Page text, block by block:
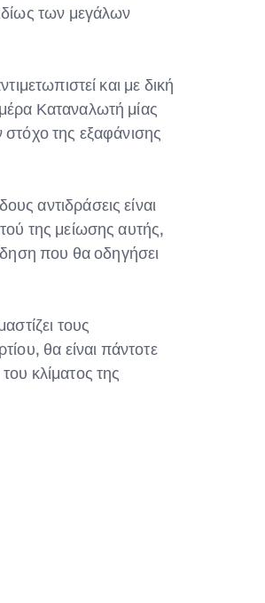
των μεγάλων
και με δική
Καταναλωτή μίας
στόχο της εξαφάνισης
αντιδράσεις είναι
της μείωσης αυτής,
που θα οδηγήσει
τους
θα είναι πάντοτε
κλίματος της